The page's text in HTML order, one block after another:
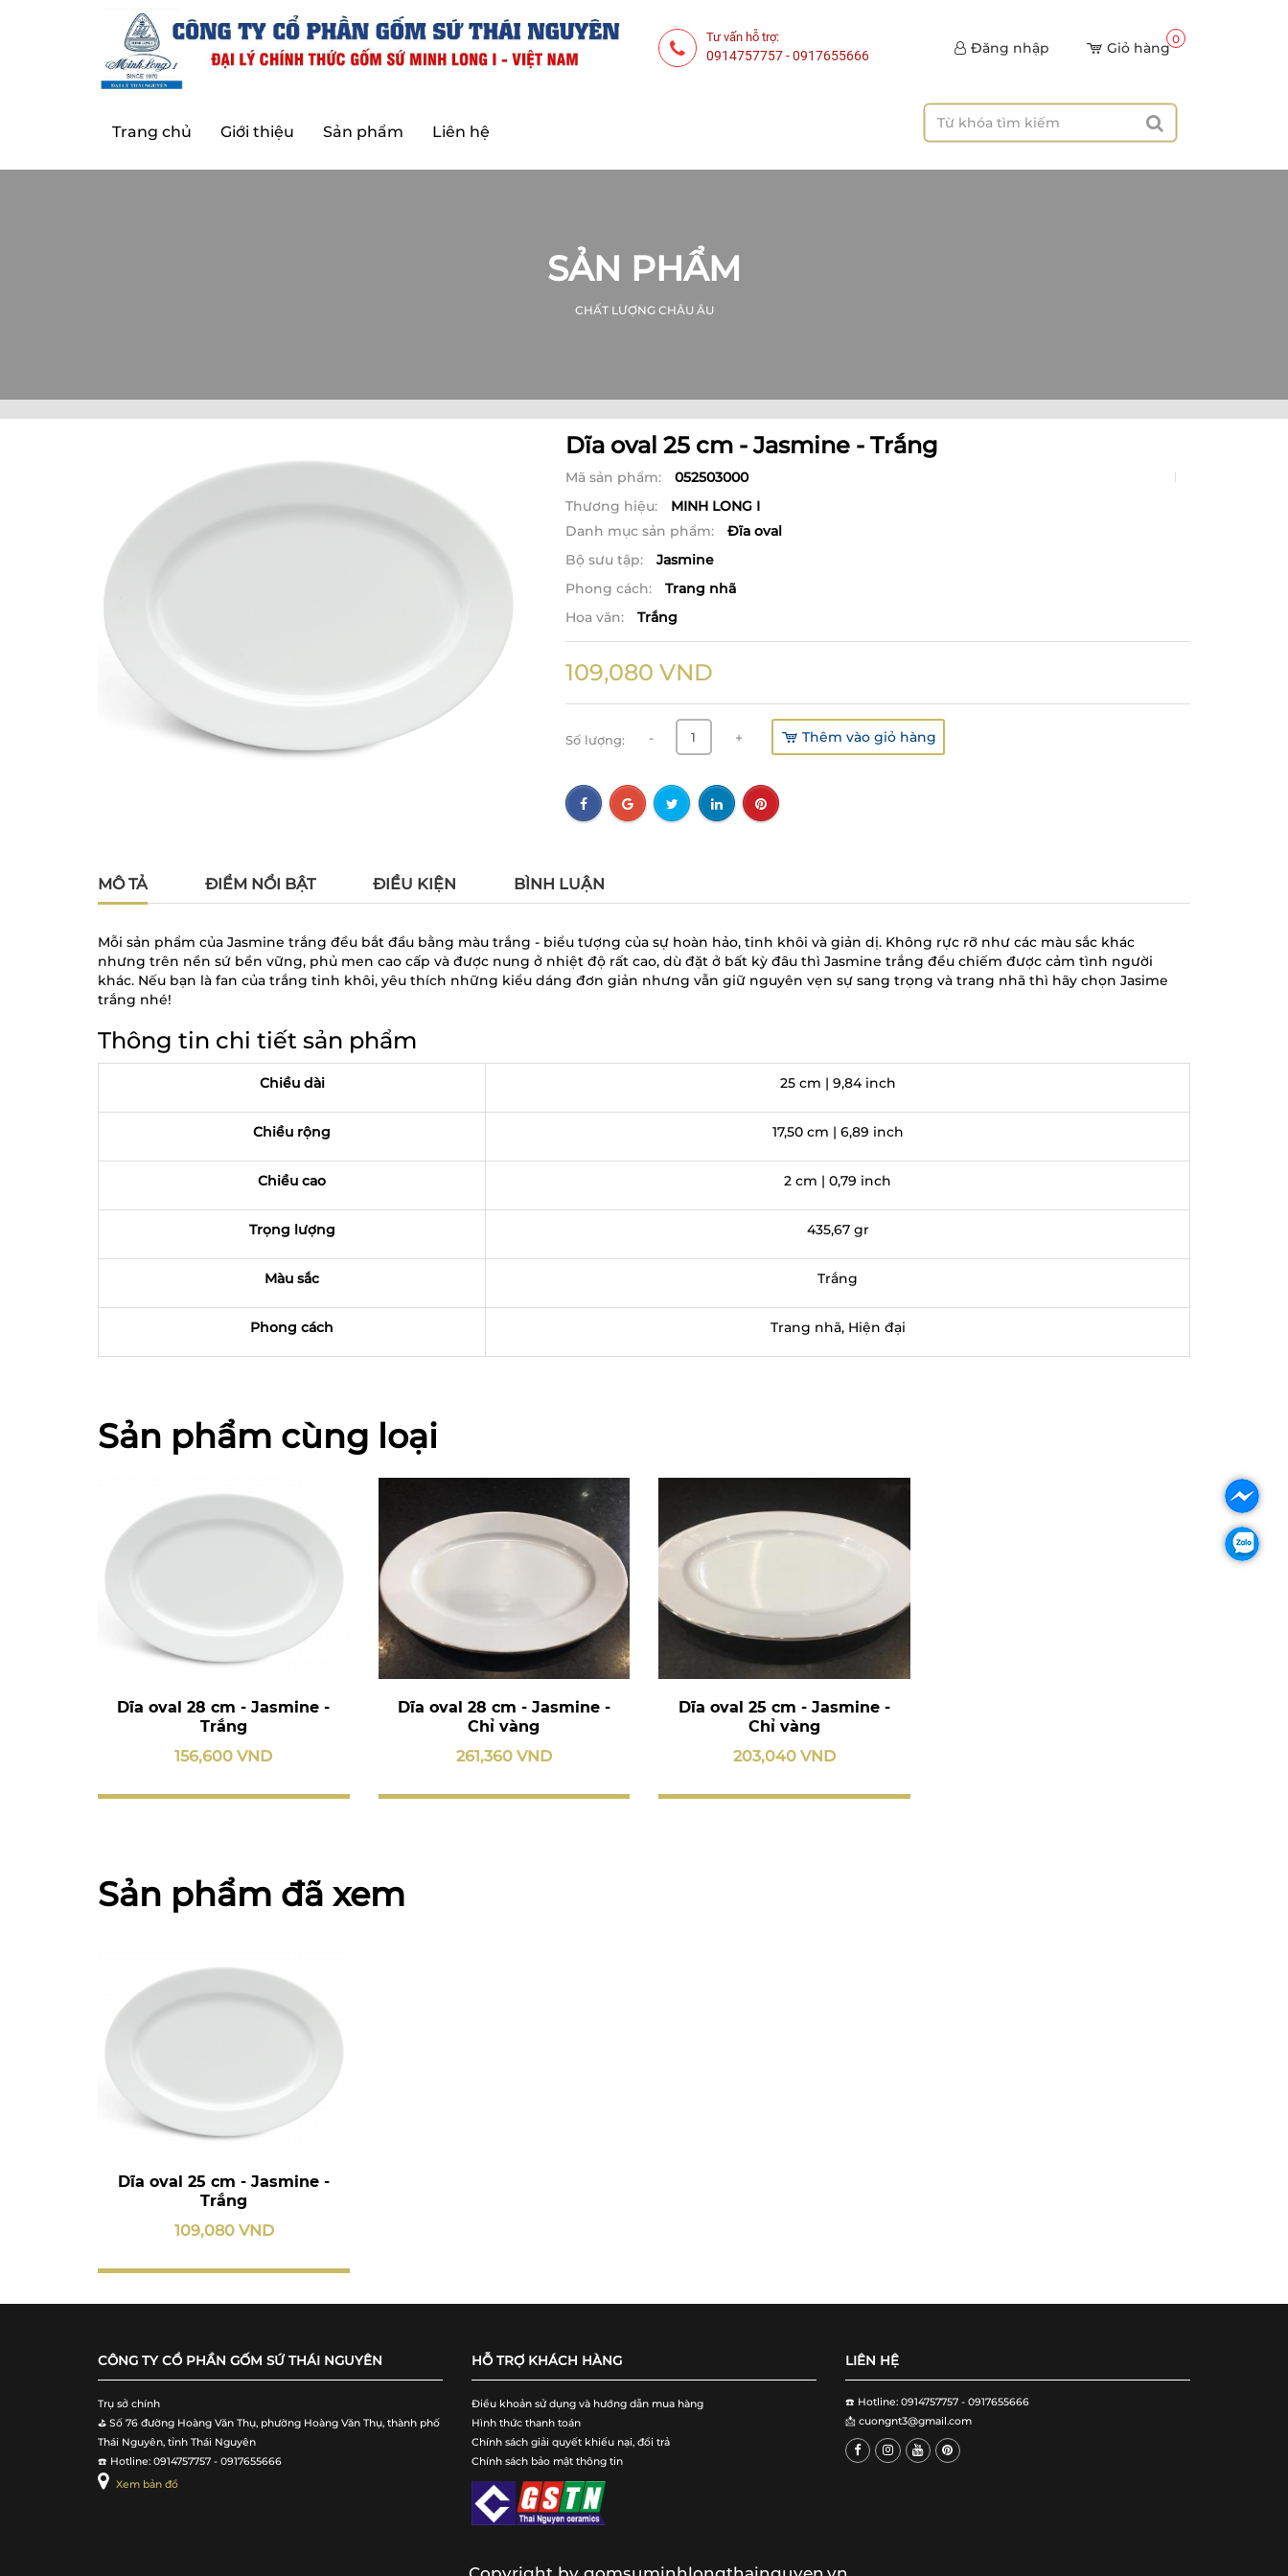
Tư vấn hỗ trợ:
0914757757-0917655666 Giỏ hàng
0
Đăng nhập
Trang chủ Giới thiệu Sản phẩm Liên hệ
SẢN PHẨM
CHẤT LƯỢNG CHÂU ÂU
Dĩa oval 25 cm - Jasmine - Trắng
Mã sản phẩm:
052503000
Thương hiệu:
MINH LONG I
Danh mục sản phẩm:
Đĩa oval
Bộ sưu tập:
Jasmine
Phong cách:
Trang nhã
Hoa văn:
Trắng
109,080 VND
Số lượng: - + Thêm vào giỏ hàng
MÔ TẢ ĐIỂM NỔI BẬT ĐIỀU KIỆN BÌNH LUẬN
Mỗi sản phẩm của Jasmine trắng đều bắt đầu bằng màu trắng - biểu tượng của sự hoàn hảo, tinh khôi và giản dị. Không rực rỡ như các màu sắc khác
nhưng trên nền sứ bền vững, phủ men cao cấp và được nung ở nhiệt độ rất cao, dù đặt ở bất kỳ đâu thì Jasmine trắng đều chiếm được cảm tình người
khác. Nếu bạn là fan của trắng tinh khôi, yêu thích những kiểu dáng đơn giản nhưng vẫn giữ nguyên vẹn sự sang trọng và trang nhã thì hãy chọn Jasime
trắng nhé!
Thông tin chi tiết sản phẩm
Chiều dài 25 cm | 9,84 inch
Chiều rộng 17,50 cm | 6,89 inch
Chiều cao 2 cm | 0,79 inch
Trọng lượng 435,67 gr
Màu sắc Trắng
Phong cách Trang nhã, Hiện đại
Sản phẩm cùng loại
Dĩa oval 28 cm - Jasmine -
Trắng
156,600 VND
Dĩa oval 28 cm - Jasmine -
Chỉ vàng
261,360 VND
Dĩa oval 25 cm - Jasmine -
Chỉ vàng
203,040 VND
Sản phẩm đã xem
Dĩa oval 25 cm - Jasmine -
Trắng
109,080 VND
CÔNG TY CỔ PHẦN GỐM SỨ THÁI NGUYÊN
Trụ sở chính
⛳️ Số 76 đường Hoàng Văn Thụ, phường Hoàng Văn Thụ, thành phố
Thái Nguyên, tỉnh Thái Nguyên
☎️ Hotline: 0914757757 - 0917655666
Xem bản đồ
HỖ TRỢ KHÁCH HÀNG
Điều khoản sử dụng và hướng dẫn mua hàng
Hình thức thanh toán
Chính sách giải quyết khiếu nại, đổi trả
Chính sách bảo mật thông tin
LIÊN HỆ
☎️ Hotline: 0914757757 - 0917655666
📩 cuongnt3@gmail.com